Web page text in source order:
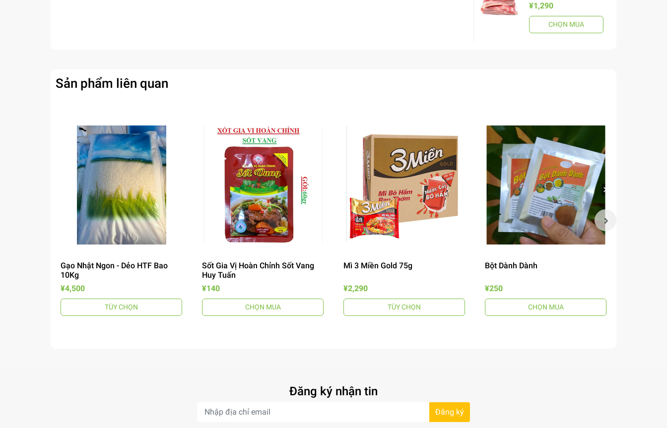
¥1,290
CHỌN MUA
Sản phẩm liên quan
Gạo Nhật Ngon - Dẻo HTF Bao
10Kg
¥4,500
TÙY CHỌN
Sốt Gia Vị Hoàn Chỉnh Sốt Vang
Huy Tuấn
¥140
CHỌN MUA
Mì 3 Miền Gold 75g
¥2,290
TÙY CHỌN
Bột Dành Dành
¥250
CHỌN MUA
Đăng ký nhận tin
Đăng ký